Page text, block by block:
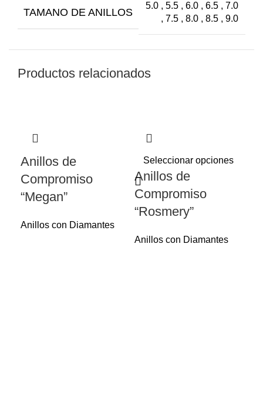
TAMANO DE ANILLOS
5.0 , 5.5 , 6.0 , 6.5 , 7.0
, 7.5 , 8.0 , 8.5 , 9.0
Productos relacionados
Anillos de
Compromiso
“Megan”
Anillos con Diamantes
Seleccionar opciones
Anillos de
Compromiso
“Rosmery”
Anillos con Diamantes